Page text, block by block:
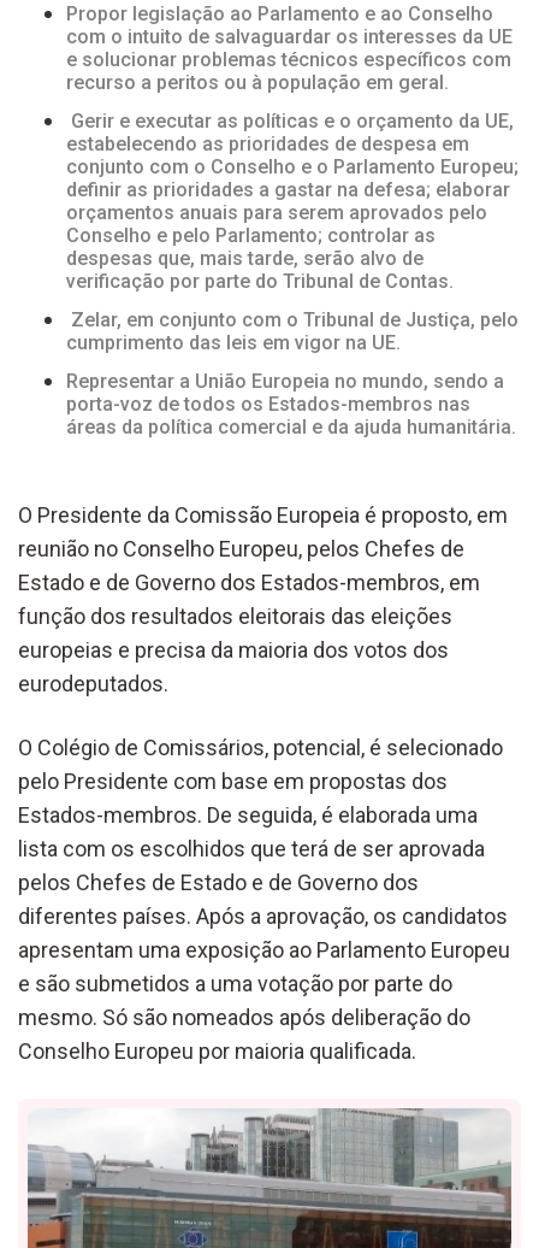
Propor legislação ao Parlamento e ao Conselho
com o intuito de salvaguardar os interesses da UE
e solucionar problemas técnicos específicos com
recurso a peritos ou à população em geral.
Gerir e executar as políticas e o orçamento da UE,
estabelecendo as prioridades de despesa em
conjunto com o Conselho e o Parlamento Europeu;
definir as prioridades a gastar na defesa; elaborar
orçamentos anuais para serem aprovados pelo
Conselho e pelo Parlamento; controlar as
despesas que, mais tarde, serão alvo de
verificação por parte do Tribunal de Contas.
Zelar, em conjunto com o Tribunal de Justiça, pelo
cumprimento das leis em vigor na UE.
Representar a União Europeia no mundo, sendo a
porta-voz de todos os Estados-membros nas
áreas da política comercial e da ajuda humanitária.
O Presidente da Comissão Europeia é proposto, em
reunião no Conselho Europeu, pelos Chefes de
Estado e de Governo dos Estados-membros, em
função dos resultados eleitorais das eleições
europeias e precisa da maioria dos votos dos
eurodeputados.
O Colégio de Comissários, potencial, é selecionado
pelo Presidente com base em propostas dos
Estados-membros. De seguida, é elaborada uma
lista com os escolhidos que terá de ser aprovada
pelos Chefes de Estado e de Governo dos
diferentes países. Após a aprovação, os candidatos
apresentam uma exposição ao Parlamento Europeu
e são submetidos a uma votação por parte do
mesmo. Só são nomeados após deliberação do
Conselho Europeu por maioria qualificada.